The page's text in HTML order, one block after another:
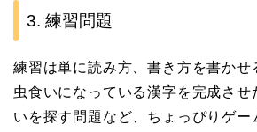
3. 練習問題
練習は単に読み方、書き方を書かせ
虫食いになっている漢字を完成させ
いを探す問題など、ちょっぴりゲー